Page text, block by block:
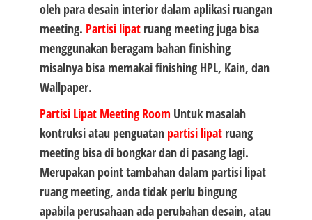
oleh para desain interior dalam aplikasi ruangan
meeting. Partisi lipatruang meeting juga bisa
menggunakan beragam bahan finishing
misalnya bisa memakai finishing HPL, Kain, dan
Wallpaper.
Partisi Lipat Meeting Room Untuk masalah
kontruksi atau penguatan partisi lipat ruang
meeting bisa di bongkar dan di pasang lagi.
Merupakan point tambahan dalam partisi lipat
ruang meeting, anda tidak perlu bingung
apabila perusahaan ada perubahan desain, atau